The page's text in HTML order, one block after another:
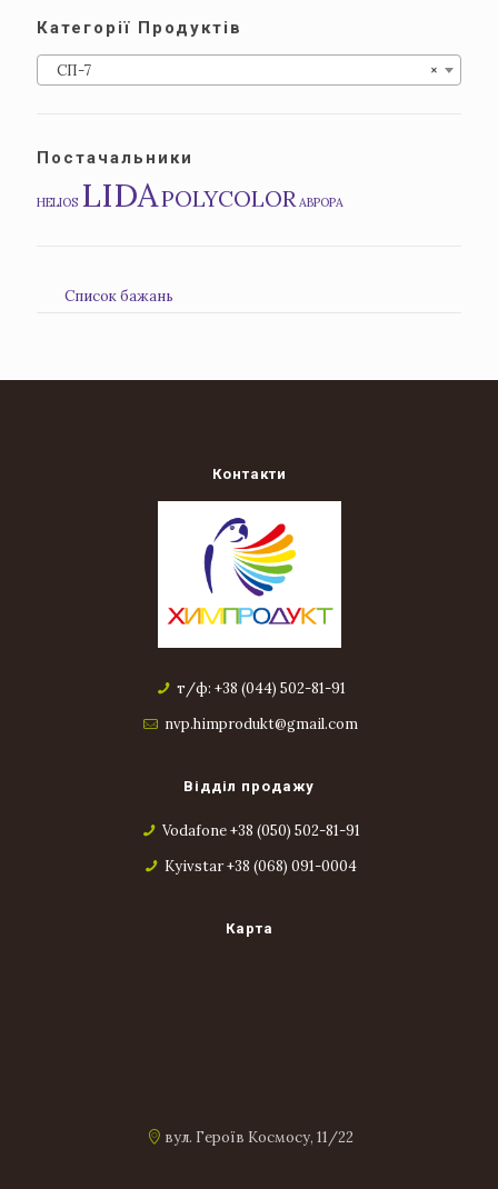
Категорії Продуктів
×
СП-7
Постачальники
HELIOS LIDAPOLYCOLOR АВРОРА
Список бажань
Контакти
т/ф: +38 (044) 502-81-91
nvp.himprodukt@gmail.com
Відділ продажу
Vodafone +38 (050) 502-81-91
Kyivstar +38 (068) 091-0004
Карта
вул. Героїв Космосу, 11/22